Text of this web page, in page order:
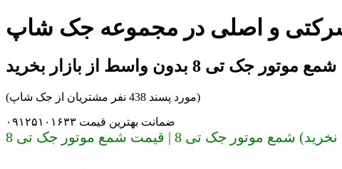
شمع موتور جک تی 8 بدون واسط از بازار بخرید
(مورد پسند 438 نفر مشتریان از جک شاپ)
ضمانت بهترین قیمت ۰۹۱۲۵۱۰۱۶۳۳
جک تی 8 | قیمت شمع موتور جک تی 8